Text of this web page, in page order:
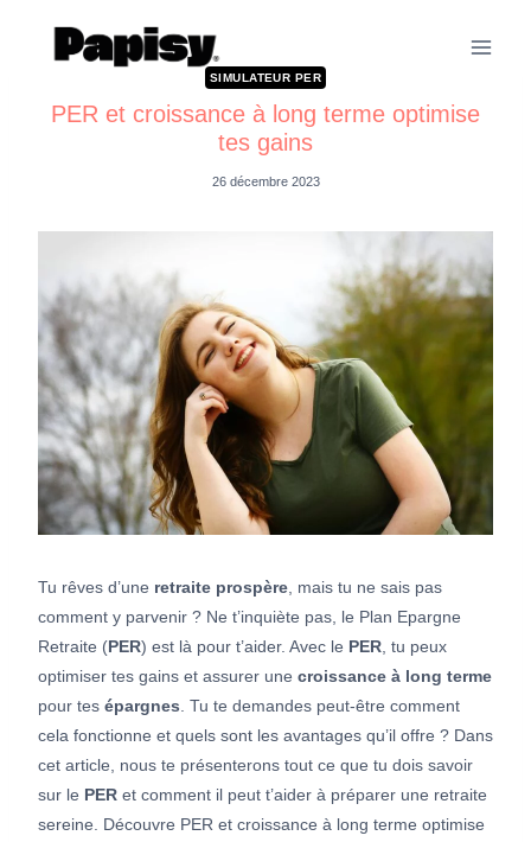
SIMULATEUR PER
PER et croissance à long terme optimise
tes gains
26 décembre 2023
Tu rêves d’une retraite prospère , mais tu ne sais pas
comment y parvenir ? Ne t’inquiète pas, le Plan Epargne
Retraite (PER) est là pour t’aider. Avec le PER , tu peux
optimiser tes gains et assurer une croissance à long terme
pour tes épargnes . Tu te demandes peut-être comment
cela fonctionne et quels sont les avantages qu’il offre ? Dans
cet article, nous te présenterons tout ce que tu dois savoir
sur le PER et comment il peut t’aider à préparer une retraite
sereine. Découvre PER et croissance à long terme optimise